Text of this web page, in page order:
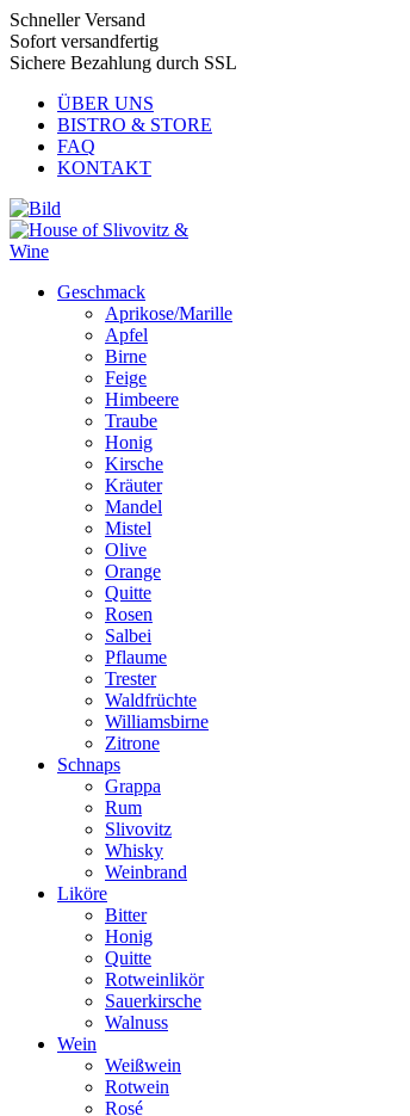
Schneller Versand
Sofort versandfertig
Sichere Bezahlung durch SSL
ÜBER UNS
BISTRO & STORE
FAQ
KONTAKT
Geschmack
Aprikose/Marille
Apfel
Birne
Feige
Himbeere
Traube
Honig
Kirsche
Kräuter
Mandel
Mistel
Olive
Orange
Quitte
Rosen
Salbei
Pflaume
Trester
Waldfrüchte
Williamsbirne
Zitrone
Schnaps
Grappa
Rum
Slivovitz
Whisky
Weinbrand
Liköre
Bitter
Honig
Quitte
Rotweinlikör
Sauerkirsche
Walnuss
Wein
Weißwein
Rotwein
Rosé